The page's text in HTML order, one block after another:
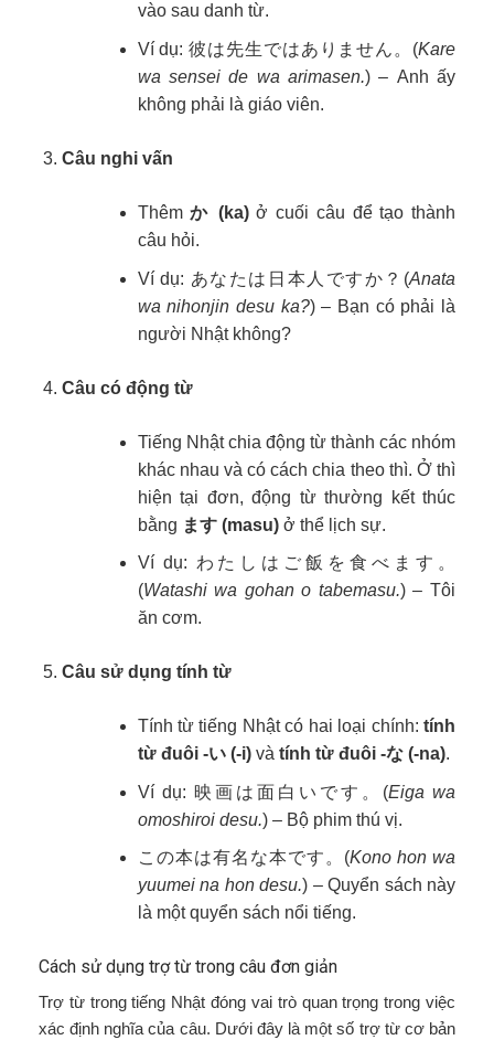
vào sau danh từ.
Ví dụ: 彼は先生ではありません。(Kare
wa sensei de wa arimasen.) – Anh ấy
không phải là giáo viên.
Câu nghi vấn
Thêmか (ka)ở cuối câu để tạo thành
câu hỏi.
Ví dụ: あなたは日本人ですか？(Anata
wa nihonjin desu ka?) – Bạn có phải là
người Nhật không?
Câu có động từ
Tiếng Nhật chia động từ thành các nhóm
khác nhau và có cách chia theo thì. Ở thì
hiện tại đơn, động từ thường kết thúc
bằng ます (masu)ở thể lịch sự.
Ví dụ: わたしはご飯を食べます。
(Watashi wa gohan o tabemasu.) – Tôi
ăn cơm.
Câu sử dụng tính từ
Tính từ tiếng Nhật có hai loại chính: tính
từ đuôi -い (-i)và tính từ đuôi -な (-na).
Ví dụ: 映画は面白いです。(Eiga wa
omoshiroi desu.) – Bộ phim thú vị.
この本は有名な本です。(Kono hon wa
yuumei na hon desu.) – Quyển sách này
là một quyển sách nổi tiếng.
Cách sử dụng trợ từ trong câu đơn giản
Trợ từ trong tiếng Nhật đóng vai trò quan trọng trong việc
xác định nghĩa của câu. Dưới đây là một số trợ từ cơ bản